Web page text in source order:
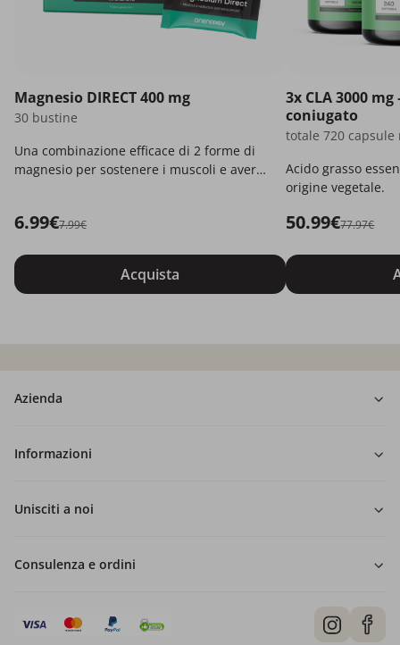
Magnesio DIRECT 400 mg
30 bustine
Una combinazione efficace di 2 forme di
magnesio per sostenere i muscoli e avere
6.99€7.99€
Acquista
3x CLA 3000
coniugato
totale 720 capsule
Acido grasso
origine vegetale.
50.99€77.97€
Azienda
Informazioni
Unisciti a noi
Consulenza e ordini